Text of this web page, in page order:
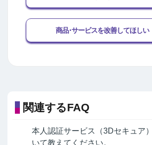
商品･サービスを改善してほしい
関連するFAQ
本人認証サービス（3Dセキュア
いて教えてください。